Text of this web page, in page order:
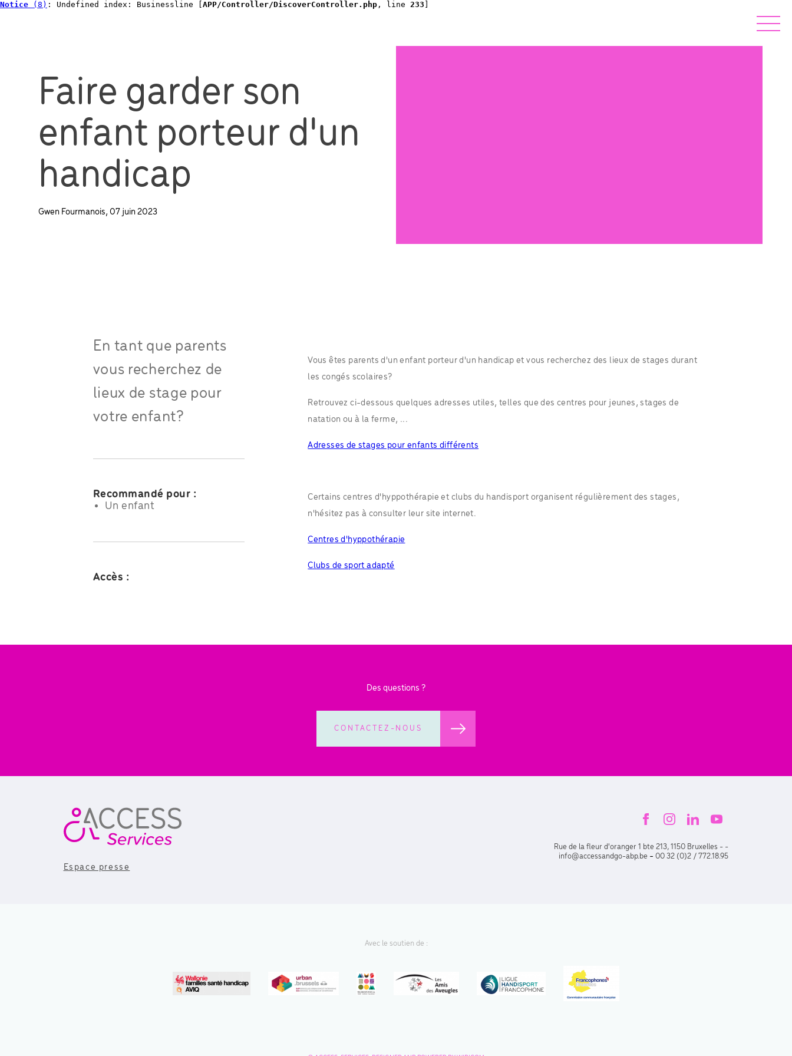
Notice (8) : Undefined index: Businessline [ APP/Controller/DiscoverController.php , line 233
Faire garder son
enfant porteur d'un
handicap
Gwen Fourmanois, 07 juin 2023
En tant que parents
vous recherchez de
lieux de stage pour
votre enfant?
Recommandé pour :
Un enfant
Accès :
Vous êtes parents d'un enfant porteur d'un handicap et vous recherchez des lieux de stages durant
les congés scolaires?
Retrouvez ci-dessous quelques adresses utiles, telles que des centres pour jeunes, stages de
natation ou à la ferme, ...
Adresses de stages pour enfants différents
Certains centres d'hyppothérapie et clubs du handisport organisent régulièrement des stages,
n'hésitez pas à consulter leur site internet.
Centres d'hyppothérapie
Clubs de sport adapté
Des questions ?
CONTACTEZ-NOUS
Espace presse
Rue de la fleur d'oranger 1 bte 213, 1150 Bruxelles - -
info@accessandgo-abp.be -00 32 (0)2 / 772.18.95
Avec le soutien de :